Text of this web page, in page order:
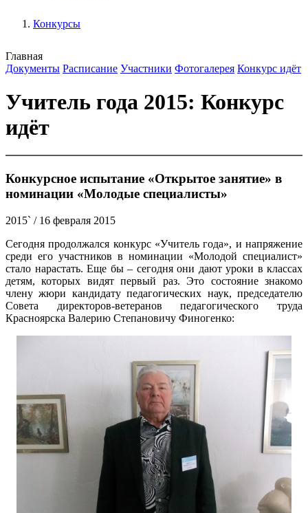
Конкурсы
Главная
Документы Расписание Участники Фотогалерея Конкурс идёт
Учитель года 2015: Конкурс
идёт
Конкурсное испытание «Открытое занятие» в
номинации «Молодые специалисты»
2015` / 16 февраля 2015
Сегодня продолжался конкурс «Учитель года», и напряжение
среди его участников в номинации «Молодой специалист»
стало нарастать. Еще бы – сегодня они дают уроки в классах
детям, которых видят первый раз. Это состояние знакомо
члену жюри кандидату педагогических наук, председателю
Совета директоров-ветеранов педагогического труда
Красноярска Валерию Степановичу Финогенко: